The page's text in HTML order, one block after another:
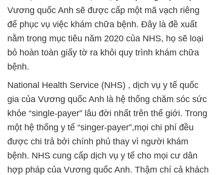
Vương quốc Anh sẽ được cấp một mã vạch riêng
để phục vụ việc khám chữa bệnh. Đây là đề xuất
nằm trong mục tiêu năm 2020 của NHS, họ sẽ loại
bỏ hoàn toàn giấy tờ ra khỏi quy trình khám chữa
bệnh.
National Health Service (NHS) , dịch vụ y tế quốc
gia của Vương quốc Anh là hệ thống chăm sóc sức
khỏe “single-payer” lâu đời nhất trên thế giới. Trong
một hệ thống y tế “singer-payer”,mọi chi phí đều
được chi trả bởi chính phủ thay vì người khám
bệnh. NHS cung cấp dịch vụ y tế cho mọi cư dân
hợp pháp của Vương quốc Anh. Thậm chí cả khách